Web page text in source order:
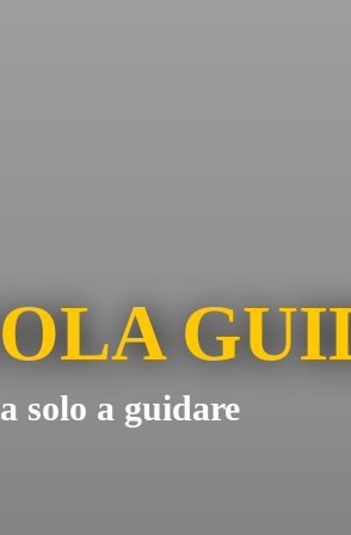
solo a guidare